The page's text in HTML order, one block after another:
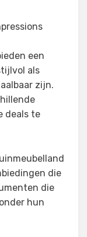
een
als
zijn.
deals te
die
die
hun